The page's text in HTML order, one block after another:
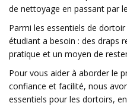
de nettoyage en passant par
Parmi les essentiels de
étudiant a besoin : des draps
pratique et un moyen de
Pour vous aider à aborder le
confiance et facilité, nous
essentiels pour les dortoirs,